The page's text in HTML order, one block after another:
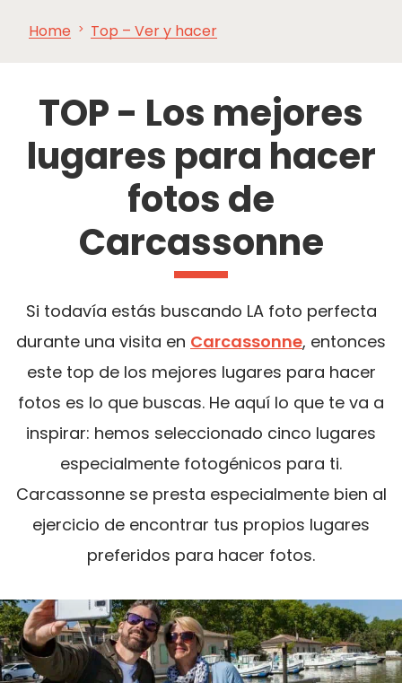
Home Top – Ver y hacer
TOP - Los mejores
lugares para hacer
fotos de
Carcassonne
Si todavía estás buscando LA foto perfecta
durante una visita en Carcassonne, entonces
este top de los mejores lugares para hacer
fotos es lo que buscas. He aquí lo que te va a
inspirar: hemos seleccionado cinco lugares
especialmente fotogénicos para ti.
Carcassonne se presta especialmente bien al
ejercicio de encontrar tus propios lugares
preferidos para hacer fotos.